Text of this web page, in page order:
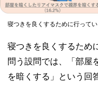
寝つきを良くするために行って
寝つきを良くするため
問う設問では、「部屋
を暗くする」という回